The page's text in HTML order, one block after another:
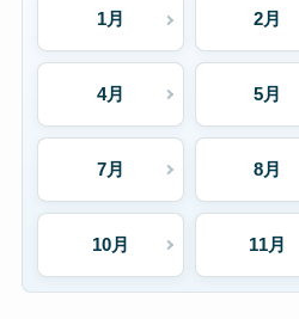
1月 2月
4月 5月
7月 8月
10月 11月